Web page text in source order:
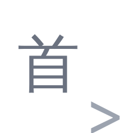
首
>